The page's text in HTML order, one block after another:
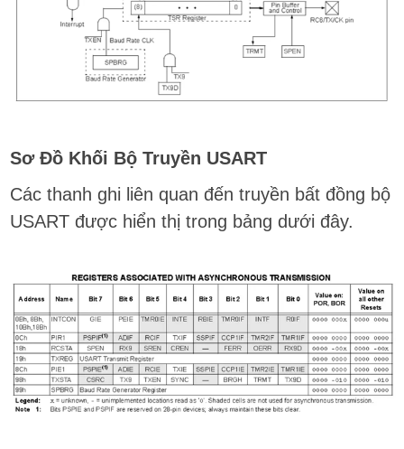
Sơ Đồ Khối Bộ Truyền USART
Các thanh ghi liên quan đến truyền bất đồng bộ
USART được hiển thị trong bảng dưới đây.